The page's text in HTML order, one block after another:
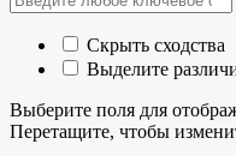
Скрыть сходства
Выделите
Выберите поля для
Перетащите, чтобы